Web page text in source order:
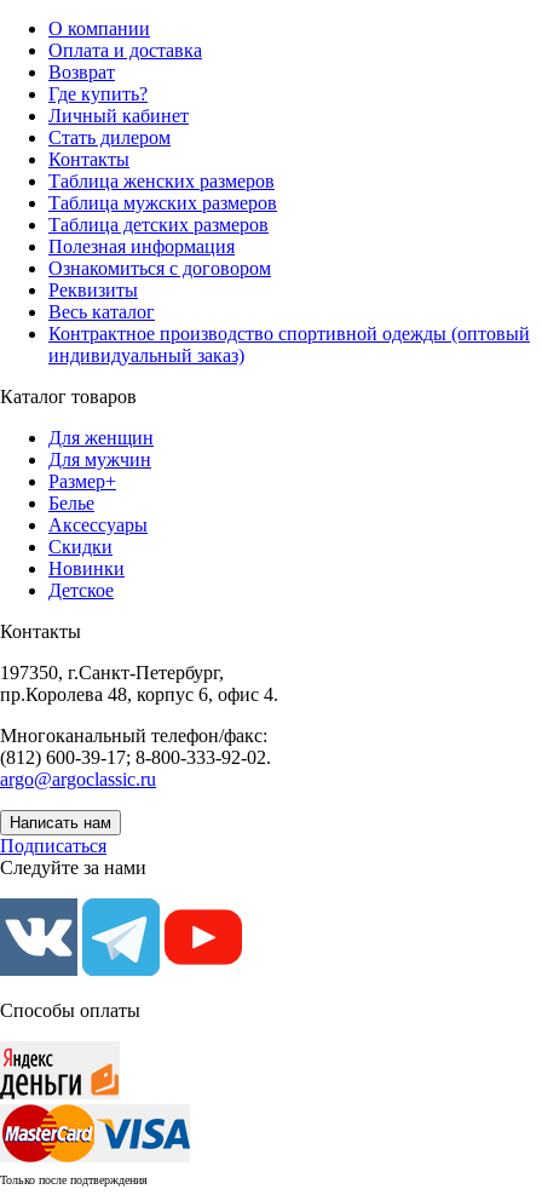
О компании
Оплата и доставка
Возврат
Где купить?
Личный кабинет
Стать дилером
Контакты
Таблица женских размеров
Таблица мужских размеров
Таблица детских размеров
Полезная информация
Ознакомиться с договором
Реквизиты
Весь каталог
Контрактное производство спортивной одежды (оптовый
индивидуальный заказ)
Каталог товаров
Для женщин
Для мужчин
Размер+
Белье
Аксессуары
Скидки
Новинки
Детское
Контакты
197350, г.Санкт-Петербург,
пр.Королева 48, корпус 6, офис 4.
Многоканальный телефон/факс:
(812) 600-39-17; 8-800-333-92-02.
argo@argoclassic.ru
Написать нам
Подписаться
Следуйте за нами
Способы оплаты
Только после подтверждения